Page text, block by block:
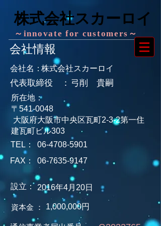
​株式会社スカーロイ
～innovate for customers～
会社情報
会社名：株式会社スカーロイ
​代表取締役 ：​弓削 貴嗣
​所在地：
​〒541-0048
大阪府大阪市中央区瓦町2-3-2第一住
建瓦町ビル303
​TEL：06-4708-5901
​FAX：06-7635-9147
​設立：​2016年4月20日
​資本金 ： 1,000,000円